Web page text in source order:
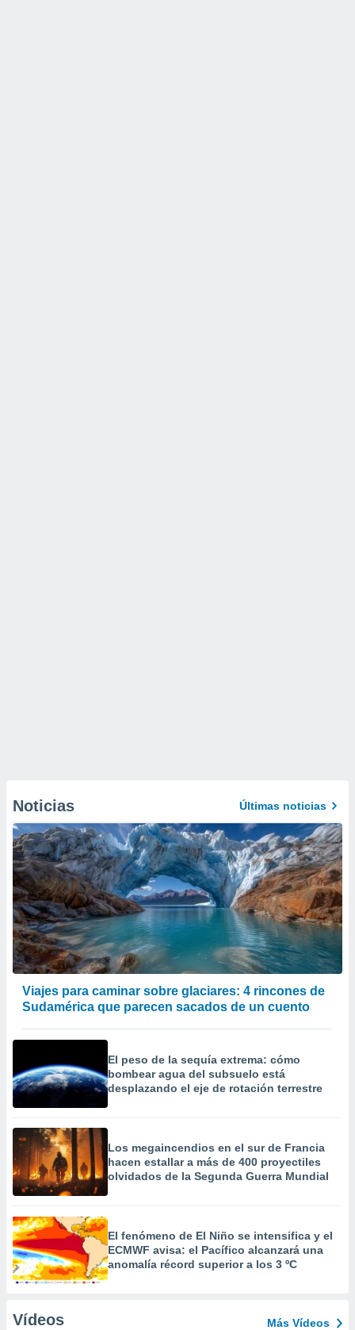
Noticias Últimas noticias
Viajes para caminar sobre glaciares: 4 rincones de
Sudamérica que parecen sacados de un cuento
El peso de la sequía extrema: cómo
bombear agua del subsuelo está
desplazando el eje de rotación terrestre
Los megaincendios en el sur de Francia
hacen estallar a más de 400 proyectiles
olvidados de la Segunda Guerra Mundial
El fenómeno de El Niño se intensifica y el
ECMWF avisa: el Pacífico alcanzará una
anomalía récord superior a los 3 ºC
Vídeos Más Vídeos